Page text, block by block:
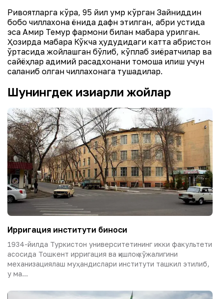
Ривоятларга кўра, 95 йил умр кўрган Зайниддин
бобо чиллахона ёнида дафн этилган, қабри устида
эса Амир Темур фармони билан мақбара қурилган.
Ҳозирда мақбара Кўкча ҳудудидаги катта қабристон
ўртасида жойлашган бўлиб, кўплаб зиёратчилар ва
сайёҳлар қадимий расадхонани томоша қилиш учун
сақланиб қолган чиллахонага тушадилар.
Шунингдек қизиқарли жойлар
Ирригация институти биноси
1934-йилда Туркистон университетининг икки факультети
асосида Тошкент ирригация ва қишлоқ хўжалигини
механизациялаш муҳандислари институти ташкил этилиб,
у ма...